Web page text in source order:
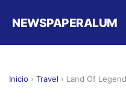
NEWSPAPERALUM
Inicio › Travel › Land Of